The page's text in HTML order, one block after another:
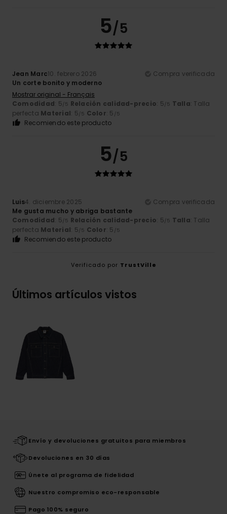
5/5
Jean Marc10. febrero 2026
Compra verificada
Un corte bonito y moderno
Mostrar original - Français
Comodidad: 5/5 Relación calidad-precio: 5/5 Talla: Talla
perfecta Material: 5/5 Color: 5 /5
Recomiendo este producto
5/5
Luis4. diciembre 2025
Compra verificada
Me gusta mucho y abriga bastante
Comodidad: 5/5 Relación calidad-precio: 5/5 Talla: Talla
perfecta Material: 5/5 Color: 5 /5
Recomiendo este producto
Verificado por TrustVille
Últimos artículos vistos
Envío y devoluciones gratuitos para miembros
Devoluciones en 30 días
Únete al programa de fidelidad
Nuestro compromiso eco-responsable
Pago 100% seguro